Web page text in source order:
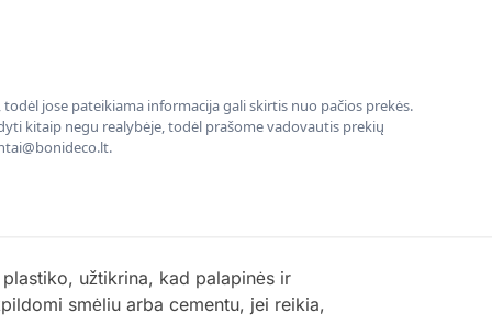
jose pateikiama informacija gali skirtis nuo pačios prekės.
kitaip negu realybėje, todėl prašome vadovautis prekių
užtikrina, kad palapinės ir
smėliu arba cementu, jei reikia,